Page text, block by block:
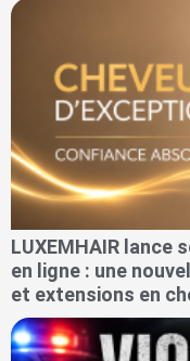
LUXEMHAIR
en ligne : une
et extensions en